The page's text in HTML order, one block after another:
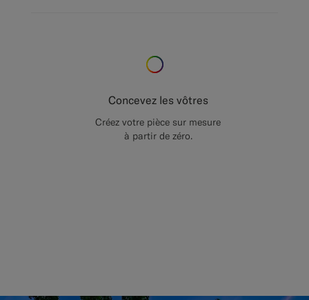
Concevez les vôtres
Créez votre pièce sur mesure
à partir de zéro.